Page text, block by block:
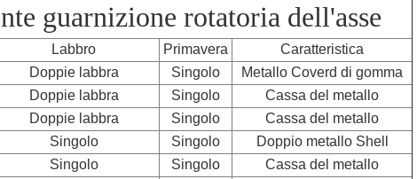
guarnizione rotatoria dell'asse
Labbro Primavera
Caratteristica
Doppie labbra Singolo
Metallo Coverd di gomma
Doppie labbra Singolo
Cassa del metallo
Doppie labbra Singolo
Cassa del metallo
Singolo Singolo
Doppio metallo Shell
Singolo Singolo
Cassa del metallo